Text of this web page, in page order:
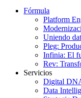
Fórmula
Platform
Uniendo
Pleg:
Infinia: El
Rev:
Servicios
Digital
Data